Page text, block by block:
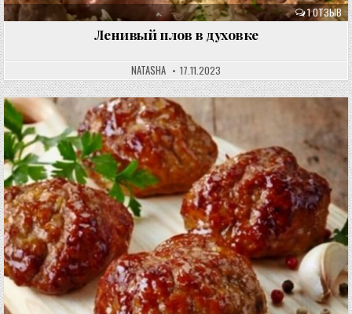
1 ОТЗЫВ
Ленивый плов в духовке
NATASHA 17.11.2023